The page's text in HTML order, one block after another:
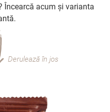
Încearcă acum și varianta